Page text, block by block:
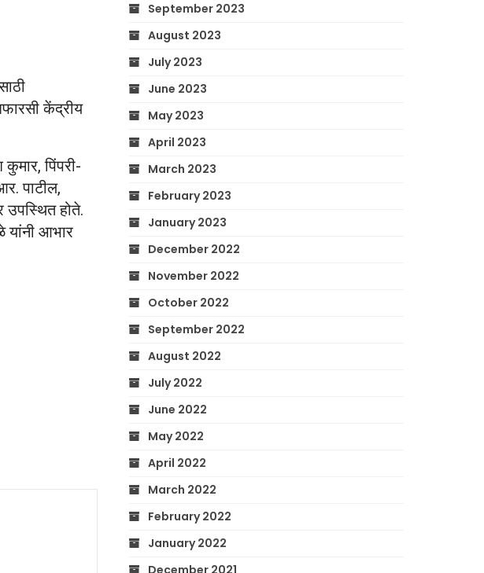
केंद्रीय
पिंपरी-
पाटील,
उपस्थित होते.
यांनी आभार
September 2023
August 2023
July 2023
June 2023
May 2023
April 2023
March 2023
February 2023
January 2023
December 2022
November 2022
October 2022
September 2022
August 2022
July 2022
June 2022
May 2022
April 2022
March 2022
February 2022
January 2022
December 2021